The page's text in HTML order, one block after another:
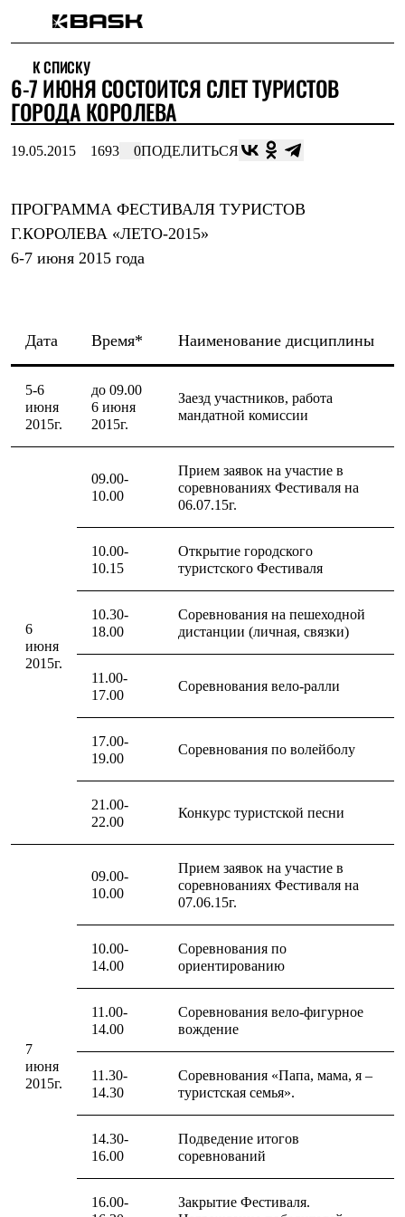
Интернет-магазин
Мужская одежда
Утепленная пухом
Куртки
Жилеты
Куртки
Штормовая одежда
Куртки
Флисовая одежда
Куртки
Жилеты
Термобелье
Теплое термобелье
Среднее термобелье
Лёгкая одежда
Брюки
Жилеты
Утепленная синтетикой
Штормовая одежда
Софтшелл одежда
Лёгкая одежда
Футболки
Среднее термобелье
Легкое термобелье
Флисовая одежда
Детская одежда
Утепленная пухом
Комбинезоны
Куртки
Брюки
Утепленная синтетикой
Комбинезоны
К СПИСКУ
6-7 ИЮНЯ СОСТОИТСЯ СЛЕТ ТУРИСТОВ
ГОРОДА КОРОЛЕВА
19.05.2015 1693 0ПОДЕЛИТЬСЯ
ПРОГРАММА ФЕСТИВАЛЯ ТУРИСТОВ
Г.КОРОЛЕВА «ЛЕТО-2015»
6-7 июня 2015 года
Дата Время* Наименование дисциплины
5-6
июня
2015г.
до 09.00
6 июня
2015г.
Заезд участников, работа
мандатной комиссии
6
июня
2015г.
09.00-
10.00
Прием заявок на участие в
соревнованиях Фестиваля на
06.07.15г.
10.00-
10.15
Открытие городского
туристского Фестиваля
10.30-
18.00
Соревнования на пешеходной
дистанции (личная, связки)
11.00-
17.00
Соревнования вело-ралли
17.00-
19.00
Соревнования по волейболу
21.00-
22.00
Конкурс туристской песни
7
июня
2015г.
09.00-
10.00
Прием заявок на участие в
соревнованиях Фестиваля на
07.06.15г.
10.00-
14.00
Соревнования по
ориентированию
11.00-
14.00
Соревнования вело-фигурное
вождение
11.30-
14.30
Соревнования «Папа, мама, я –
туристская семья».
14.30-
16.00
Подведение итогов
соревнований
16.00-
Закрытие Фестиваля.